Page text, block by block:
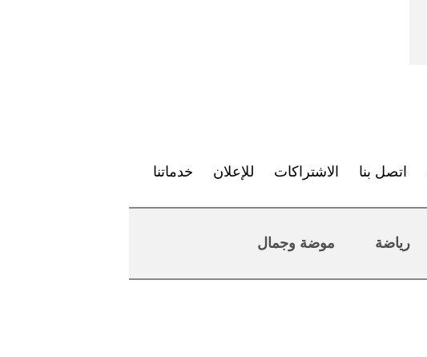
اتصل بنا الاشتراكات للإعلان خدماتنا
رياضة موضة وجمال